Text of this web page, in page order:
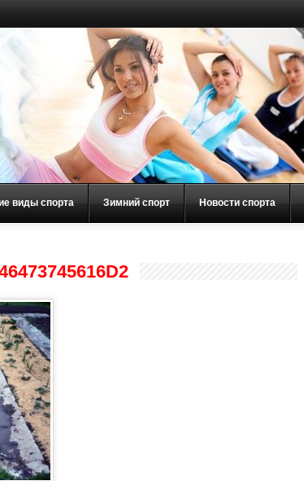
виды спорта Зимний спорт Новости спорта